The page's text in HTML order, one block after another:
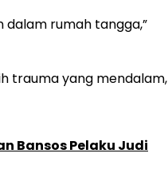
dalam rumah tangga,”
trauma yang mendalam,
Bansos Pelaku Judi